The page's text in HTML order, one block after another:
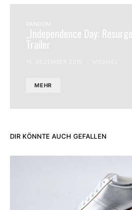
RANDOM
„Independence Day:
Trailer
MEHR
DIR KÖNNTE AUCH GEFALLEN